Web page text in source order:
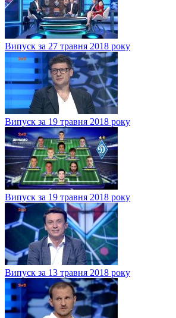
Випуск за 27 травня 2018 року
Випуск за 19 травня 2018 року
Випуск за 19 травня 2018 року
Випуск за 13 травня 2018 року